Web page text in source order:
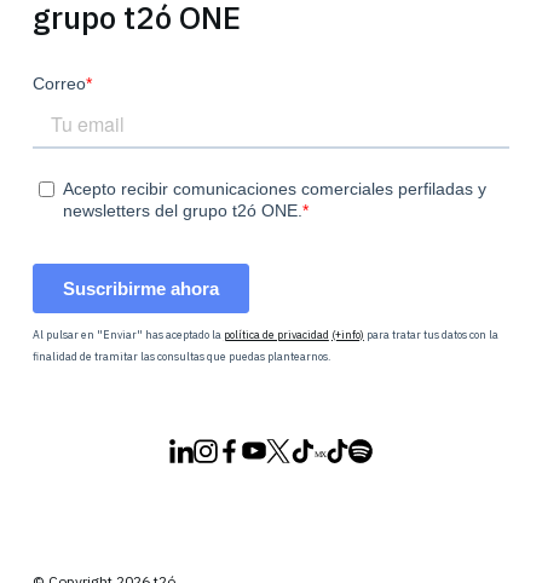
grupo t2ó ONE
Al pulsar en "Enviar" has aceptado la política de privacidad (+info) para tratar tus datos con la
finalidad de tramitar las consultas que puedas plantearnos.